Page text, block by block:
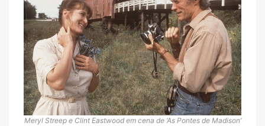
Meryl Streep e Clint Eastwood em cena de ‘As Pontes de Madison’